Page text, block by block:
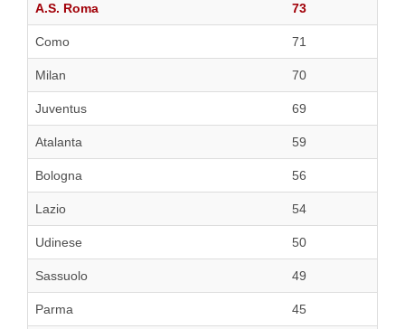
A.S. Roma 73
Como 71
Milan 70
Juventus 69
Atalanta 59
Bologna 56
Lazio 54
Udinese 50
Sassuolo 49
Parma 45